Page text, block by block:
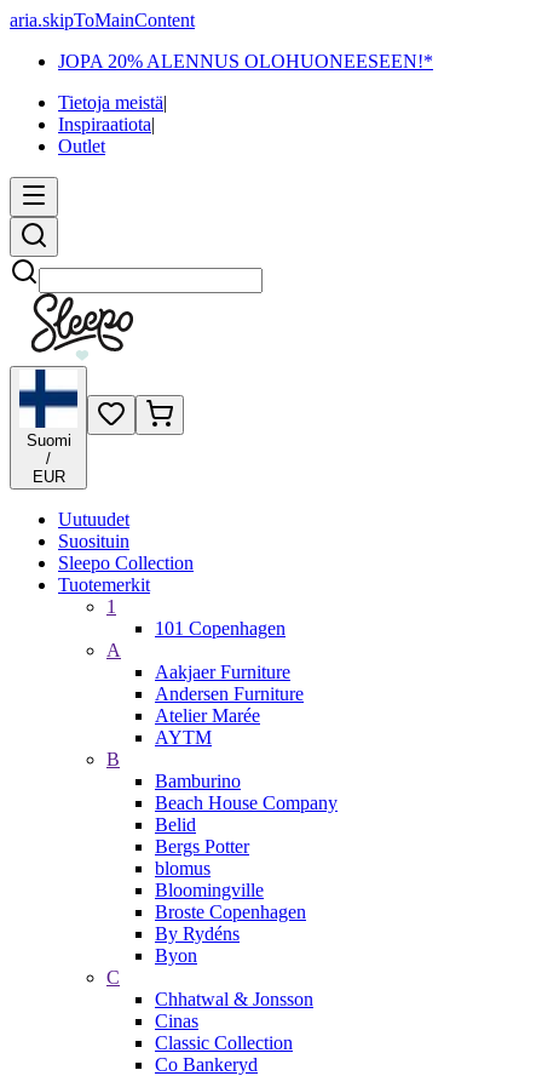
aria.skipToMainContent
JOPA 20% ALENNUS OLOHUONEESEEN!*
Tietoja meistä|
Inspiraatiota|
Outlet
Etsi
Suomi
/
EUR
Uutuudet
Suosituin
Sleepo Collection
Tuotemerkit
1
101 Copenhagen
A
Aakjaer Furniture
Andersen Furniture
Atelier Marée
AYTM
B
Bamburino
Beach House Company
Belid
Bergs Potter
blomus
Bloomingville
Broste Copenhagen
By Rydéns
Byon
C
Chhatwal & Jonsson
Cinas
Classic Collection
Co Bankeryd